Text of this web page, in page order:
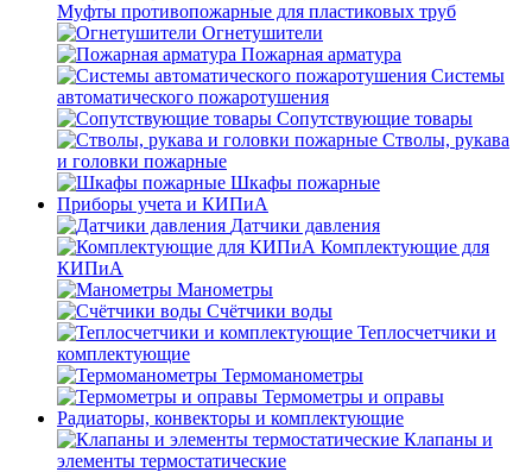
Муфты противопожарные для пластиковых труб
Огнетушители
Пожарная арматура
Системы
автоматического пожаротушения
Сопутствующие товары
Стволы, рукава
и головки пожарные
Шкафы пожарные
Приборы учета и КИПиА
Датчики давления
Комплектующие для
КИПиА
Манометры
Счётчики воды
Теплосчетчики и
комплектующие
Термоманометры
Термометры и оправы
Радиаторы, конвекторы и комплектующие
Клапаны и
элементы термостатические